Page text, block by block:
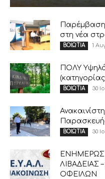
Παρέμβαση
στη νέα
ΒΟΙΩΤΙΑ 1
ΠΟΛΥ
ΒΟΙΩΤΙΑ 30
ΒΟΙΩΤΙΑ 30
ΟΦΕΙΛΩΝ